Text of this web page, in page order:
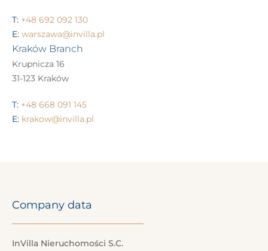
T: +48 692 092 130
E: warszawa@invilla.pl
Kraków Branch
Krupnicza 16
31-123 Kraków
T: +48 668 091 145
E: krakow@invilla.pl
Company data
InVilla Nieruchomości S.C.